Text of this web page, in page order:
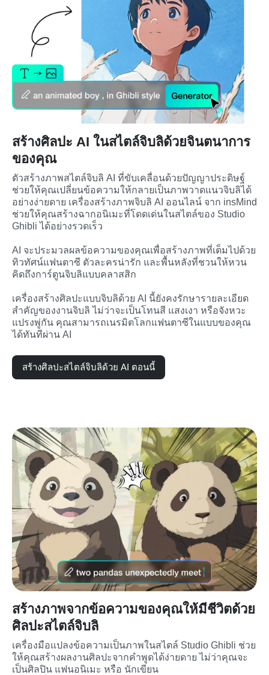
สร้างศิลปะ AI ในสไตล์จิบลิด้วยจินตนาการ
ของคุณ
ตัวสร้างภาพสไตล์จิบลิ AI ที่ขับเคลื่อนด้วยปัญญาประดิษฐ์
ช่วยให้คุณเปลี่ยนข้อความให้กลายเป็นภาพวาดแนวจิบลิได้
อย่างง่ายดาย เครื่องสร้างภาพจิบลิ AI ออนไลน์ จาก insMind
ช่วยให้คุณสร้างฉากอนิเมะที่โดดเด่นในสไตล์ของ Studio
Ghibli ได้อย่างรวดเร็ว
AI จะประมวลผลข้อความของคุณเพื่อสร้างภาพที่เต็มไปด้วย
ทิวทัศน์แฟนตาซี ตัวละครน่ารัก และพื้นหลังที่ชวนให้หวน
คิดถึงการ์ตูนจิบลิแบบคลาสสิก
เครื่องสร้างศิลปะแบบจิบลิด้วย AI นี้ยังคงรักษารายละเอียด
สำคัญของงานจิบลิ ไม่ว่าจะเป็นโทนสี แสงเงา หรือจังหวะ
แปรงพู่กัน คุณสามารถเนรมิตโลกแฟนตาซีในแบบของคุณ
ได้ทันทีผ่าน AI
สร้างศิลปะสไตล์จิบลิด้วย AI ตอนนี้
สร้างภาพจากข้อความของคุณให้มีชีวิตด้วย
ศิลปะสไตล์จิบลิ
เครื่องมือแปลงข้อความเป็นภาพในสไตล์ Studio Ghibli ช่วย
ให้คุณสร้างผลงานศิลปะจากคำพูดได้ง่ายดาย ไม่ว่าคุณจะ
เป็นศิลปิน แฟนอนิเมะ หรือ นักเขียน